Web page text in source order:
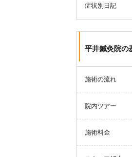
症状別日記
平井鍼灸院の
施術の流れ
院内ツアー
施術料金